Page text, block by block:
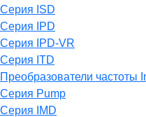
Серия ISD
Серия IPD
Серия IPD-VR
Серия ITD
Преобразователи частоты
Серия Pump
Серия IMD